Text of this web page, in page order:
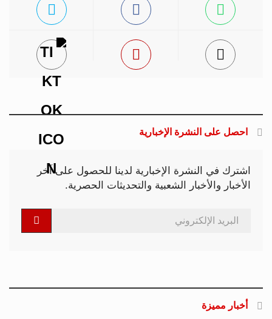
احصل على النشرة الإخبارية
اشترك في النشرة الإخبارية لدينا للحصول على آخر
الأخبار والأخبار الشعبية والتحديثات الحصرية.
أخبار مميزة